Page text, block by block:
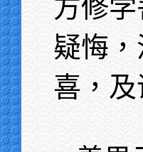
方修
疑悔
喜，